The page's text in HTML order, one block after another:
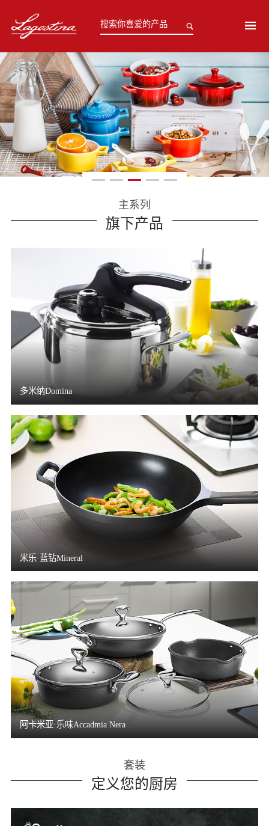
主系列
旗下产品
多米纳Domina
米乐·蓝钻Mineral
阿卡米亚·乐味Accadmia Nera
套装
定义您的厨房